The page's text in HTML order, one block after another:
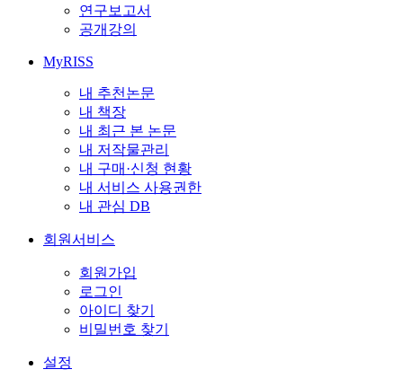
연구보고서
공개강의
MyRISS
내 추천논문
내 책장
내 최근 본 논문
내 저작물관리
내 구매·신청 현황
내 서비스 사용권한
내 관심 DB
회원서비스
회원가입
로그인
아이디 찾기
비밀번호 찾기
설정